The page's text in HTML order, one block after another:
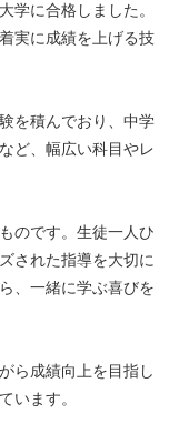
学に合格しました。
実に成績を上げる技
を積んでおり、中学
ど、幅広い科目やレ
のです。生徒一人ひ
された指導を大切に
、一緒に学ぶ喜びを
ら成績向上を目指し
います。